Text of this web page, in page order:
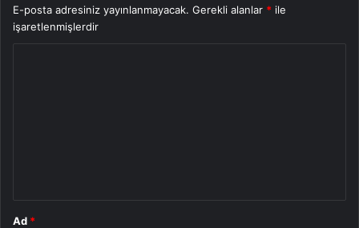
E-posta adresiniz yayınlanmayacak. Gerekli alanlar * ile
işaretlenmişlerdir
Ad *